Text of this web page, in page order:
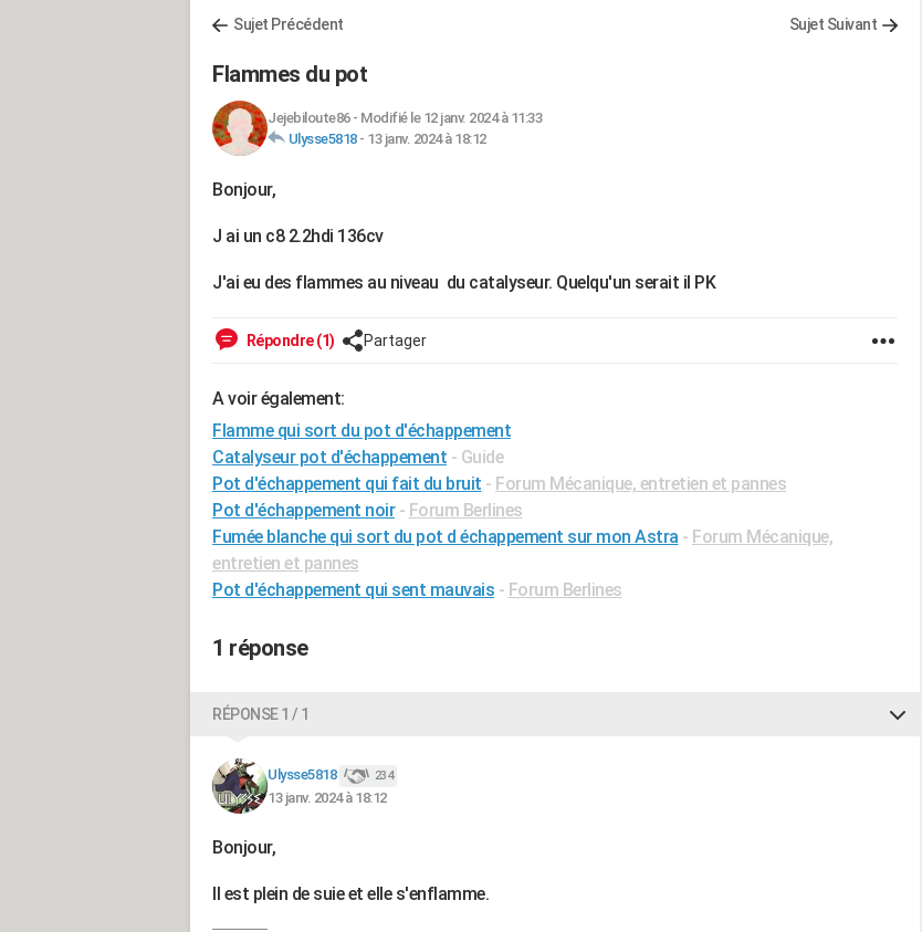
Sujet Précédent Sujet Suivant
Flammes du pot
Jejebiloute86- Modifié le 12 janv. 2024 à 11:33
Ulysse5818- 13 janv. 2024 à 18:12
Bonjour,
J ai un c8 2.2hdi 136cv
J'ai eu des flammes au niveau du catalyseur. Quelqu'un serait il PK
Répondre (1) Partager
A voir également:
Flamme qui sort du pot d'échappement
Catalyseur pot d'échappement - Guide
Pot d'échappement qui fait du bruit - Forum Mécanique, entretien et pannes
Pot d'échappement noir - Forum Berlines
Fumée blanche qui sort du pot d échappement sur mon Astra - Forum Mécanique,
entretien et pannes
Pot d'échappement qui sent mauvais - Forum Berlines
1 réponse
RÉPONSE 1 / 1
Ulysse5818 234
13 janv. 2024 à 18:12
Bonjour,
Il est plein de suie et elle s'enflamme.